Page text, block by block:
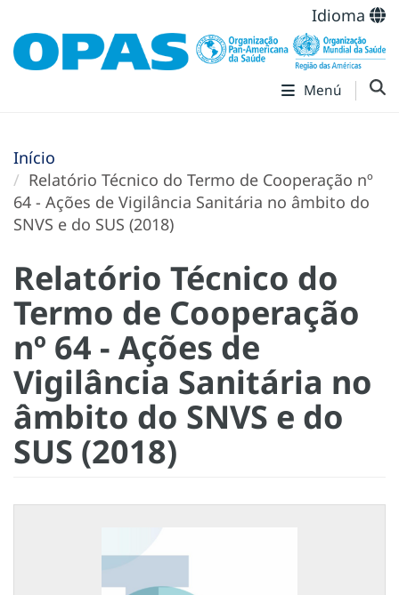
Idioma
Menú
Início
Relatório Técnico do Termo de Cooperação nº
64 - Ações de Vigilância Sanitária no âmbito do
SNVS e do SUS (2018)
Relatório Técnico do
Termo de Cooperação
nº 64 - Ações de
Vigilância Sanitária no
âmbito do SNVS e do
SUS (2018)